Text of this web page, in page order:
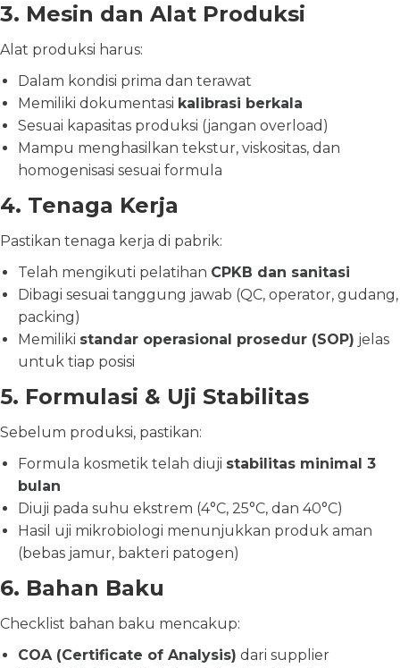
3. Mesin dan Alat Produksi
Alat produksi harus:
Dalam kondisi prima dan terawat
Memiliki dokumentasi kalibrasi berkala
Sesuai kapasitas produksi (jangan overload)
Mampu menghasilkan tekstur, viskositas, dan
homogenisasi sesuai formula
4. Tenaga Kerja
Pastikan tenaga kerja di pabrik:
Telah mengikuti pelatihan CPKB dan sanitasi
Dibagi sesuai tanggung jawab (QC, operator, gudang,
packing)
Memiliki standar operasional prosedur (SOP) jelas
untuk tiap posisi
5. Formulasi & Uji Stabilitas
Sebelum produksi, pastikan:
Formula kosmetik telah diuji stabilitas minimal 3
bulan
Diuji pada suhu ekstrem (4°C, 25°C, dan 40°C)
Hasil uji mikrobiologi menunjukkan produk aman
(bebas jamur, bakteri patogen)
6. Bahan Baku
Checklist bahan baku mencakup:
COA (Certificate of Analysis) dari supplier